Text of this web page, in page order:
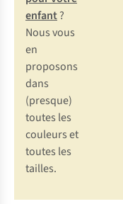
enfant?
Nous vous
en
proposons
dans
(presque)
toutes les
couleurs et
toutes les
tailles.